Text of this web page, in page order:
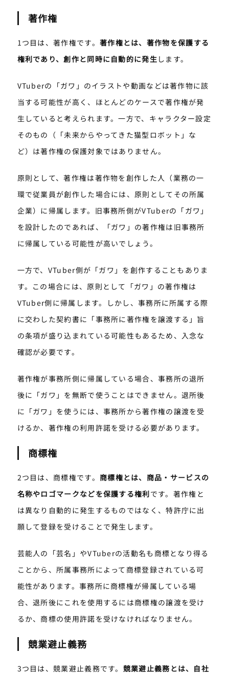
著作権
1つ目は、著作権です。 著作権とは、著作物を保護する
権利であり、創作と同時に自動的に発生 します。
VTuberの「ガワ」のイラストや動画などは著作物に該
当する可能性が高く、ほとんどのケースで著作権が発
生していると考えられます。一方で、キャラクター設定
そのもの（「未来からやってきた猫型ロボット」な
ど）は著作権の保護対象ではありません。
原則として、著作権は著作物を創作した人（業務の一
環で従業員が創作した場合には、原則としてその所属
企業）に帰属します。旧事務所側がVTuberの「ガワ」
を設計したのであれば、「ガワ」の著作権は旧事務所
に帰属している可能性が高いでしょう。
一方で、VTuber側が「ガワ」を創作することもありま
す。この場合には、原則として「ガワ」の著作権は
VTuber側に帰属します。しかし、事務所に所属する際
に交わした契約書に「事務所に著作権を譲渡する」旨
の条項が盛り込まれている可能性もあるため、入念な
確認が必要です。
著作権が事務所側に帰属している場合、事務所の退所
後に「ガワ」を無断で使うことはできません。退所後
に「ガワ」を使うには、事務所から著作権の譲渡を受
けるか、著作権の利用許諾を受ける必要があります。
商標権
2つ目は、商標権です。 商標権とは、商品・サービスの
名称やロゴマークなどを保護する権利です。著作権と
は異なり自動的に発生するものではなく、特許庁に出
願して登録を受けることで発生します。
芸能人の「芸名」やVTuberの活動名も商標となり得る
ことから、所属事務所によって商標登録されている可
能性があります。事務所に商標権が帰属している場
合、退所後にこれを使用するには商標権の譲渡を受け
るか、商標の使用許諾を受けなければなりません。
競業避止義務
3つ目は、競業避止義務です。 競業避止義務とは、自社